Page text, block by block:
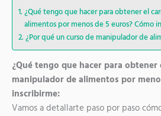
¿Qué tengo que hacer para obtener el
alimentos por menos de 5 euros? Cómo
¿Por qué un curso de manipulador de
¿Qué tengo que hacer para obtener
manipulador de alimentos por
inscribirme:
Vamos a detallarte paso por paso